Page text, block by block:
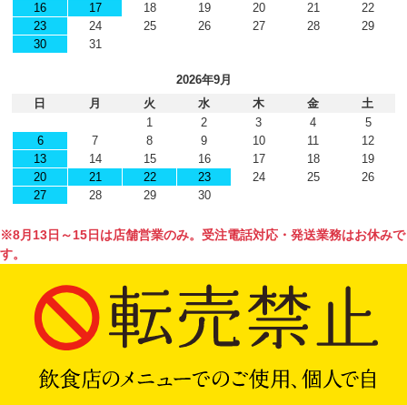
16
17 18 19 20 21
22
23
24 25 26 27 28
29
30
31
2026年9月
日
月 火 水 木 金
土
1
2 3 4
5
6
7 8 9 10 11
12
13
14 15 16 17 18
19
20
21 22 23 24 25
26
27
28 29 30
※8月13日～15日は店舗営業のみ。受注電話対応・発送業務はお休みで
す。